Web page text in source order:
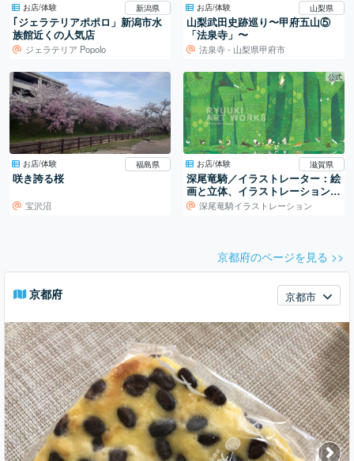
お店/体験 新潟県
｢ジェラテリアポポロ」新潟市水
族館近くの人気店
ジェラテリア Popolo
お店/体験 山梨県
山梨武田史跡巡り〜甲府五山⑤
「法泉寺」〜
法泉寺 - 山梨県甲府市
お店/体験 福島県
咲き誇る桜
宝沢沼
公式
お店/体験 滋賀県
深尾竜騎／イラストレーター：絵
画と立体、イラストレーションの
世界深尾竜騎イラストレーション
京都府のページを見る >>
京都府 京都市